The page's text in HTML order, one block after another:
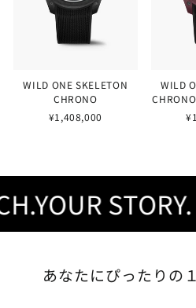
WILD ONE SKELETON
CHRONO
¥1,408,000
WILD
STORY.
あなたにぴったりの